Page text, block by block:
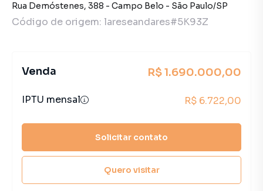
Rua Demóstenes, 388 - Campo Belo - São Paulo/SP
Código de origem: lareseandares#5K93Z
Venda R$ 1.690.000,00
IPTU mensal R$ 6.722,00
Solicitar contato
Quero visitar